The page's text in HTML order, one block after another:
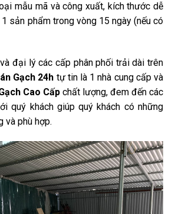
mẫu mã và công xuất, kích thước dễ
sản phẩm trong vòng 15 ngày (nếu có
đại lý các cấp phân phối trải dài trên
Gạch 24h tự tin là 1 nhà cung cấp và
Cao Cấp chất lượng, đem đến các
quý khách giúp quý khách có những
và phù hợp.